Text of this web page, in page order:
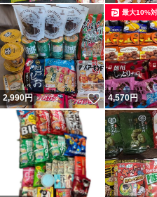
2,990円 いいね！
4,570円
最大10%